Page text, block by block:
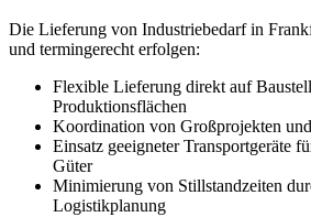
Die Lieferung von Industriebedarf in
und termingerecht erfolgen:
Flexible Lieferung direkt auf
Produktionsflächen
Koordination von Großprojekten
Einsatz geeigneter Transportgeräte
Güter
Minimierung von Stillstandzeiten
Logistikplanung